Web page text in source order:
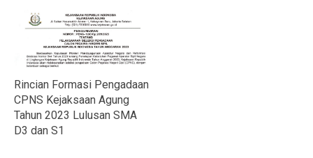
Rincian Formasi Pengadaan
CPNS Kejaksaan Agung
Tahun 2023 Lulusan SMA
D3 dan S1